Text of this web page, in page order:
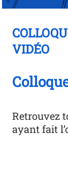
VIDÉO
Retrouvez
ayant fait